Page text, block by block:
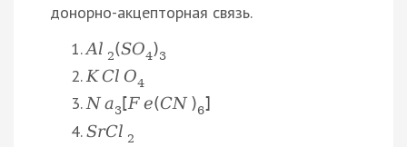
донорно-акцепторная связь.
Al 2(SO4)3
K Cl O4
Na3 [F e(CN )6]
SrCl 2